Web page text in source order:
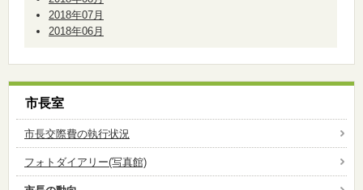
2018年07月
2018年06月
市長室
市長交際費の執行状況
フォトダイアリー(写真館)